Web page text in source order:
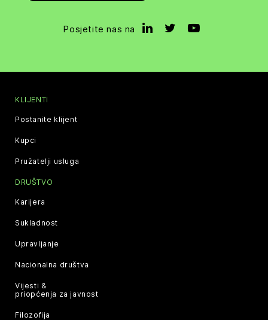
Posjetite nas na
KLIJENTI
Postanite klijent
Kupci
Pružatelji usluga
DRUŠTVO
Karijera
Sukladnost
Upravljanje
Nacionalna društva
Vijesti &
priopćenja za javnost
Filozofija